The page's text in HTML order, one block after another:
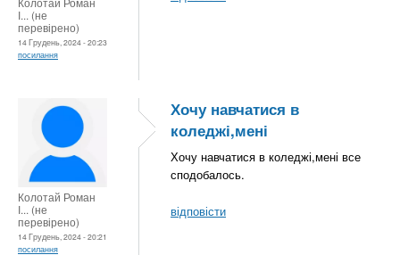
І... (не
перевірено)
14 Грудень, 2024 - 20:23
посилання
Колотай Роман
І... (не
перевірено)
14 Грудень, 2024 - 20:21
посилання
Хочу навчатися в
коледжі,мені
Хочу навчатися в коледжі,мені все
сподобалось.
відповісти